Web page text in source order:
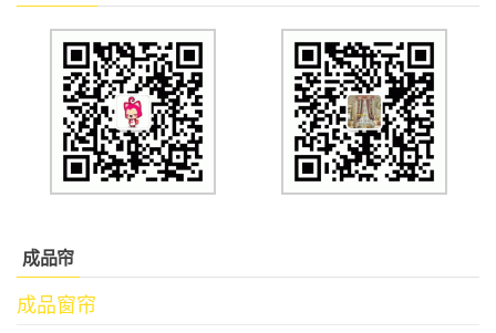
成品帘
成品窗帘